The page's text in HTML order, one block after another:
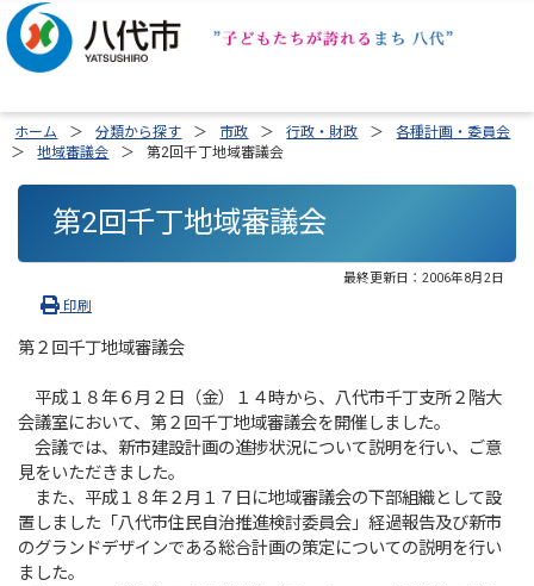
ホーム 分類から探す 市政 行政・財政
各種計画・委員会
地域審議会
第2回千丁地域審議会
第2回千丁地域審議会
最終更新日： 2006年8月2日
印刷
第２回千丁地域審議会
平成１８年６月２日（金）１４時から、八代市千丁支所２階大
会議室において、第２回千丁地域審議会を開催しました。
会議では、新市建設計画の進捗状況について説明を行い、ご意
見をいただきました。
また、平成１８年２月１７日に地域審議会の下部組織として設
置しました「八代市住民自治推進検討委員会」経過報告及び新市
のグランドデザインである総合計画の策定についての説明を行い
ました。